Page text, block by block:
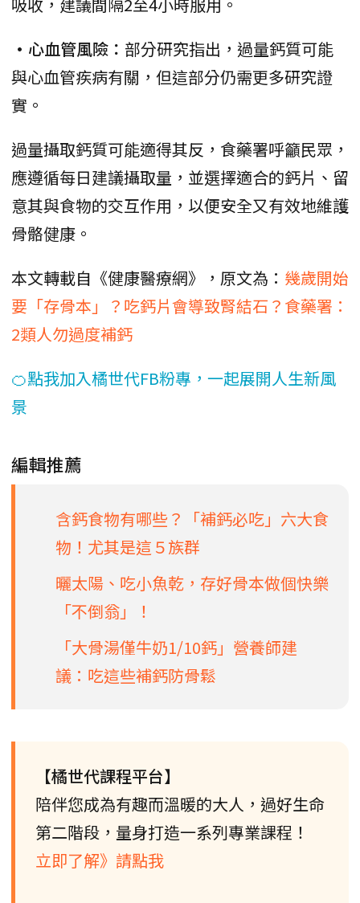
•心血管風險： 部分研究指出，過量鈣質可能
與心血管疾病有關，但這部分仍需更多研究證
實。
過量攝取鈣質可能適得其反，食藥署呼籲民眾，
應遵循每日建議攝取量，並選擇適合的鈣片、留
意其與食物的交互作用，以便安全又有效地維護
骨骼健康。
本文轉載自《健康醫療網》，原文為： 幾歲開始
要「存骨本」？吃鈣片會導致腎結石？食藥署：
2類人勿過度補鈣
🍊點我加入橘世代FB粉專，一起展開人生新風
景
編輯推薦
含鈣食物有哪些？「補鈣必吃」六大食
物！尤其是這５族群
曬太陽、吃小魚乾，存好骨本做個快樂
「不倒翁」！
「大骨湯僅牛奶1/10鈣」營養師建
議：吃這些補鈣防骨鬆
【橘世代課程平台】
陪伴您成為有趣而溫暖的大人，過好生命
第二階段，量身打造一系列專業課程！
立即了解》請點我